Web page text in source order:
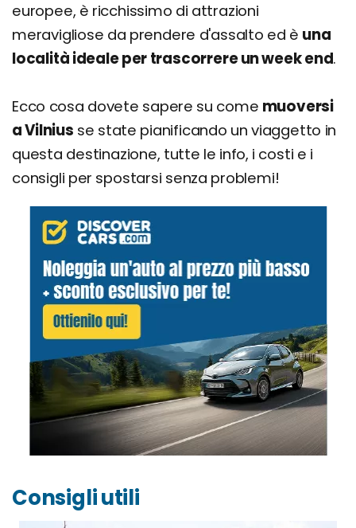
europee, è ricchissimo di attrazioni
meravigliose da prendere d'assalto ed è una
località ideale per trascorrere un week end.
Ecco cosa dovete sapere su come muoversi
a Vilnius se state pianificando un viaggetto in
questa destinazione, tutte le info, i costi e i
consigli per spostarsi senza problemi!
Consigli utili